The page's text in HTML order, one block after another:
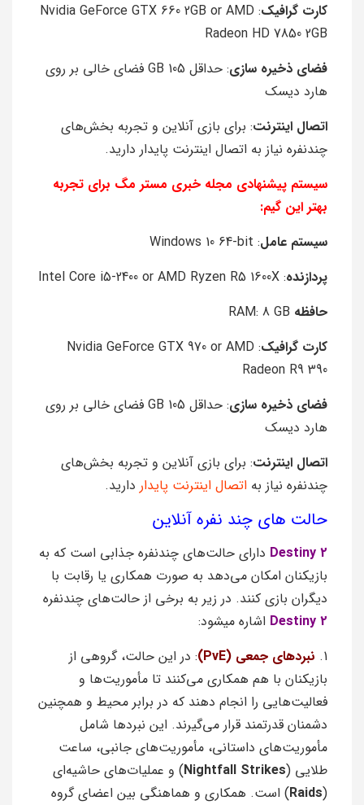
کارت گرافیک : Nvidia GeForce GTX 660 2GB or AMD
Radeon HD 7850 2GB
فضای ذخیره سازی
: حداقل 105 GB فضای خالی بر روی
هارد دیسک
اتصال اینترنت: برای بازی آنلاین و تجربه بخش‌های
چندنفره نیاز به اتصال اینترنت پایدار دارید.
سیستم پیشنهادی مجله خبری مستر مگ برای تجربه
بهتر این گیم:
سیستم عامل: Windows 10 64-bit
پردازنده: Intel Core i5-2400 or AMD Ryzen R5 1600X
حافظه
کارت گرافیک : Nvidia GeForce GTX 970 or AMD
Radeon R9 390
فضای ذخیره سازی
: حداقل 105 GB فضای خالی بر روی
هارد دیسک
اتصال اینترنت: برای بازی آنلاین و تجربه بخش‌های
چندنفره نیاز به اتصال اینترنت پایدار دارید.
حالت های چند نفره آنلاین
Destiny 2 دارای حالت‌های چندنفره جذابی است که به
بازیکنان امکان می‌دهد به صورت همکاری یا رقابت با
دیگران بازی کنند. در زیر به برخی از حالت‌های چندنفره
Destiny 2 اشاره میشود:
1. نبردهای جمعی (PvE)
: در این حالت، گروهی از
بازیکنان با هم همکاری می‌کنند تا مأموریت‌ها و
فعالیت‌هایی را انجام دهند که در برابر محیط و همچنین
دشمنان قدرتمند قرار می‌گیرند. این نبردها شامل
مأموریت‌های داستانی، مأموریت‌های جانبی، ساعت
طلایی (Nightfall Strikes) و عملیات‌های حاشیه‌ای
(
Raids) است. همکاری و هماهنگی بین اعضای گروه